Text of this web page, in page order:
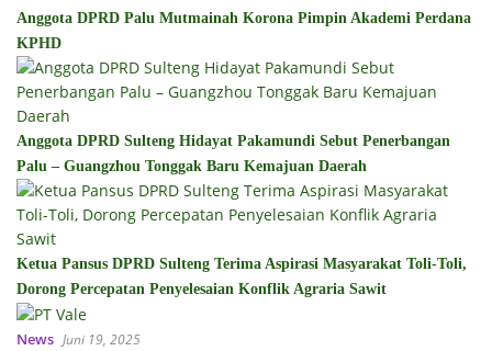
Anggota DPRD Palu Mutmainah Korona Pimpin Akademi Perdana
KPHD
Anggota DPRD Sulteng Hidayat Pakamundi Sebut Penerbangan
Palu – Guangzhou Tonggak Baru Kemajuan Daerah
Ketua Pansus DPRD Sulteng Terima Aspirasi Masyarakat Toli-Toli,
Dorong Percepatan Penyelesaian Konflik Agraria Sawit
News Juni 19, 2025